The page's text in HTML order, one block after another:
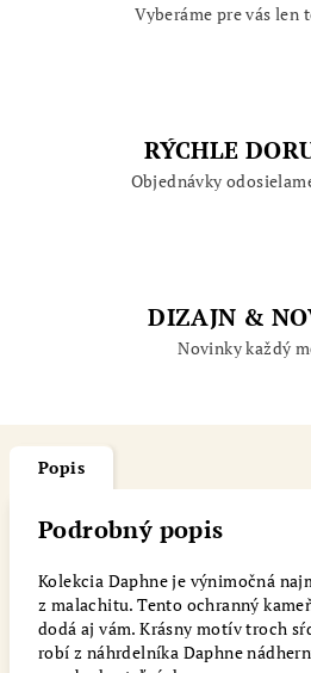
Vyberáme pre vás len
RÝCHLE
Objednávky
DIZAJN &
Novinky každý
Popis
Podrobný popis
Kolekcia Daphne je výnimočná
z malachitu. Tento ochranný
dodá aj vám. Krásny motív troch
robí z náhrdelníka Daphne